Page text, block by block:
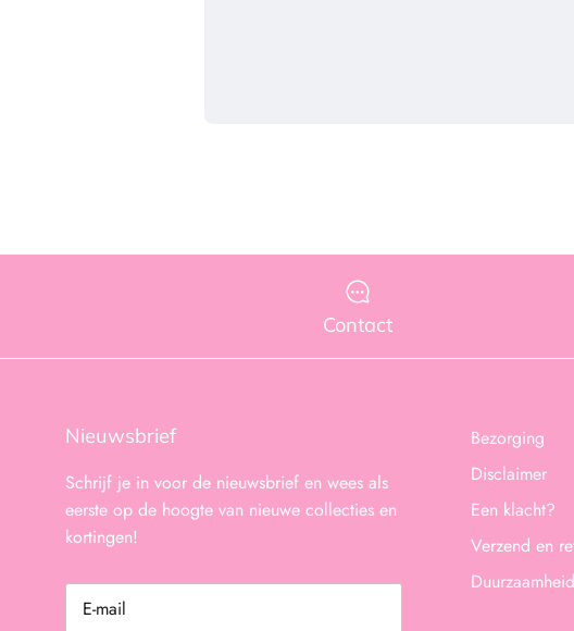
Contact
Nieuwsbrief
Schrijf je in voor de nieuwsbrief en wees als
eerste op de hoogte van nieuwe collecties en
kortingen!
Bezorging
Disclaimer
Een klacht?
Verzend en
Duurzaamheid